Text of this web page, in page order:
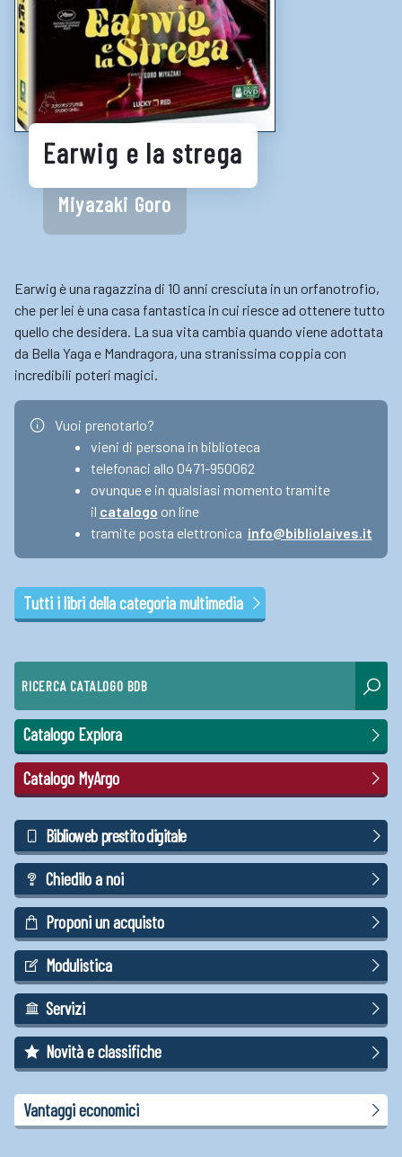
LINK UTILI
Biblioteche e cataloghi online
Consigli per la lettura
Biblioteche digitali
Gaming
Enti
Earwig e la strega
Miyazaki Goro
Earwig è una ragazzina di 10 anni cresciuta in un orfanotrofio,
che per lei è una casa fantastica in cui riesce ad ottenere tutto
quello che desidera. La sua vita cambia quando viene adottata
da Bella Yaga e Mandragora, una stranissima coppia con
incredibili poteri magici.
Vuoi prenotarlo?
vieni di persona in biblioteca
telefonaci allo 0471-950062
ovunque e in qualsiasi momento tramite
il catalogo on line
tramite posta elettronica info@bibliolaives.it
Tutti i libri della categoria multimedia
RICERCA CATALOGO BDB
Catalogo Explora
Catalogo MyArgo
Biblioweb prestito digitale
Chiedilo a noi
Proponi un acquisto
Modulistica
Servizi
Novità e classifiche
Vantaggi economici